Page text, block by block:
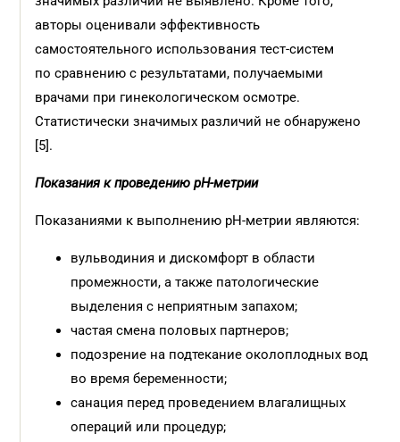
авторы оценивали эффективность
самостоятельного использования тест-систем
по сравнению с результатами, получаемыми
врачами при гинекологическом осмотре.
Статистически значимых различий не обнаружено
[5].
Показания к проведению pH-метрии
Показаниями к выполнению pH-метрии являются:
вульводиния и дискомфорт в области
промежнос­ти, а также патологические
выделения с неприятным запахом;
частая смена половых партнеров;
подозрение на подтекание околоплодных вод
во время беременности;
санация перед проведением влагалищных
операций или процедур;